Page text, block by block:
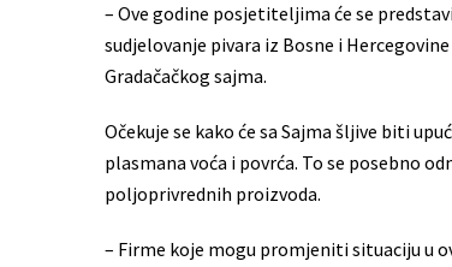
– Ove godine posjetiteljima će se
sudjelovanje pivara iz Bosne i
Gradačačkog sajma.
Očekuje se kako će sa Sajma šljive biti
plasmana voća i povrća. To se posebno
poljoprivrednih proizvoda.
– Firme koje mogu promjeniti situaciju u